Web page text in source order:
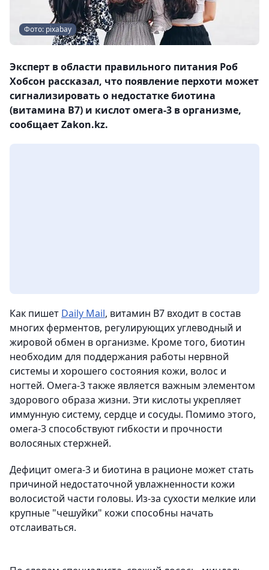
Фото: pixabay
Эксперт в области правильного питания Роб
Хобсон рассказал, что появление перхоти может
сигнализировать о недостатке биотина
(витамина В7) и кислот омега-3 в организме,
сообщает Zakon.kz.
Как пишет Daily Mail, витамин В7 входит в состав
многих ферментов, регулирующих углеводный и
жировой обмен в организме. Кроме того, биотин
необходим для поддержания работы нервной
системы и хорошего состояния кожи, волос и
ногтей. Омега-3 также является важным элементом
здорового образа жизни. Эти кислоты укрепляет
иммунную систему, сердце и сосуды. Помимо этого,
омега-3 способствуют гибкости и прочности
волосяных стержней.
Дефицит омега-3 и биотина в рационе может стать
причиной недостаточной увлажненности кожи
волосистой части головы. Из-за сухости мелкие или
крупные "чешуйки" кожи способны начать
отслаиваться.